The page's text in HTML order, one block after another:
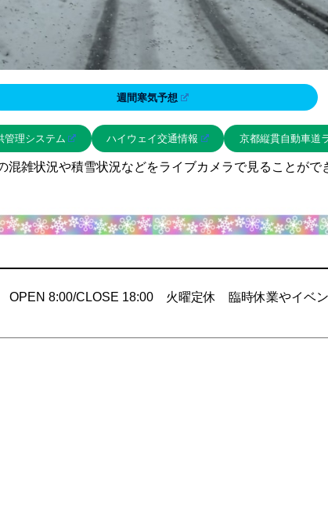
週間寒気予想
管理システム ハイウェイ交通情報 京都縦貫自動車道
混雑状況や積雪状況などをライブカメラで見ることがで
OPEN 8:00/CLOSE 18:00 火曜定休 臨時休業やイベ